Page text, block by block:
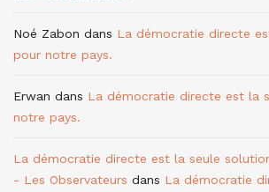
Noé Zabon dans La démocratie directe
pour notre pays.
Erwan dans La démocratie directe est la
notre pays.
La démocratie directe est la seule
- Les Observateurs dans La démocratie